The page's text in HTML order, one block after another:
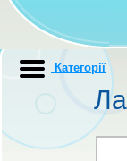
Категорії